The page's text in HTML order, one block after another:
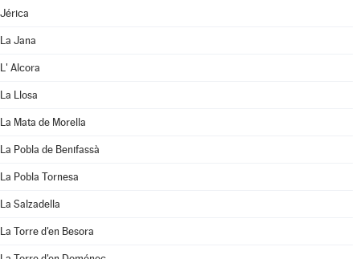
Jérica
La Jana
L' Alcora
La Llosa
La Mata de Morella
La Pobla de Benifassà
La Pobla Tornesa
La Salzadella
La Torre d'en Besora